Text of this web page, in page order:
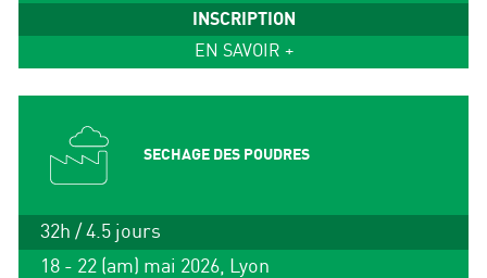
INSCRIPTION
EN SAVOIR +
SECHAGE DES POUDRES
32h / 4.5 jours
18 - 22 (am) mai 2026, Lyon